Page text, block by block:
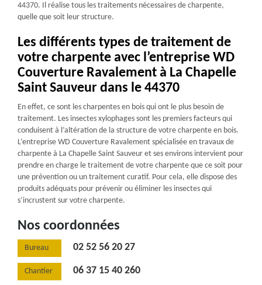
44370. Il réalise tous les traitements nécessaires de charpente,
quelle que soit leur structure.
Les différents types de traitement de
votre charpente avec l’entreprise WD
Couverture Ravalement à La Chapelle
Saint Sauveur dans le 44370
En effet, ce sont les charpentes en bois qui ont le plus besoin de
traitement. Les insectes xylophages sont les premiers facteurs qui
conduisent à l’altération de la structure de votre charpente en bois.
L’entreprise WD Couverture Ravalement spécialisée en travaux de
charpente à La Chapelle Saint Sauveur et ses environs intervient pour
prendre en charge le traitement de votre charpente que ce soit pour
une prévention ou un traitement curatif. Pour cela, elle dispose des
produits adéquats pour prévenir ou éliminer les insectes qui
s’incrustent sur votre charpente.
Nos coordonnées
Bureau 02 52 56 20 27
Chantier 06 37 15 40 260